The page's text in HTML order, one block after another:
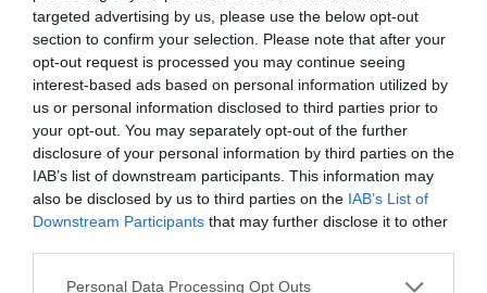
targeted advertising by us, please use the below opt-out
section to confirm your selection. Please note that after your
opt-out request is processed you may continue seeing
interest-based ads based on personal information utilized by
us or personal information disclosed to third parties prior to
your opt-out. You may separately opt-out of the further
disclosure of your personal information by third parties on the
IAB’s list of downstream participants. This information may
also be disclosed by us to third parties on the IAB’s List of
Downstream Participants that may further disclose it to other
Personal Data Processing Opt Outs